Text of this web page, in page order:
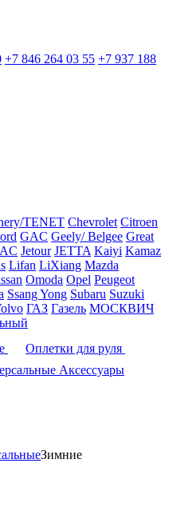
+7 846 264 03 55 +7 937 188
TENET Chevrolet Citroen
GAC Geely/ Belgee Great
Jetour JETTA Kaiyi Kamaz
Lifan LiXiang Mazda
Omoda Opel Peugeot
Ssang Yong Subaru Suzuki
ГАЗ Газель МОСКВИЧ
Оплетки для руля
Аксессуары
Зимние